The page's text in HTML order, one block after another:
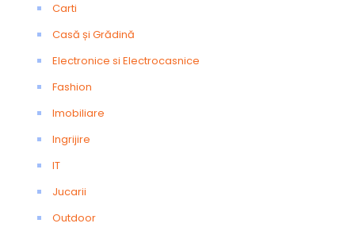
Carti
Casă și Grădină
Electronice si Electrocasnice
Fashion
Imobiliare
Ingrijire
IT
Jucarii
Outdoor